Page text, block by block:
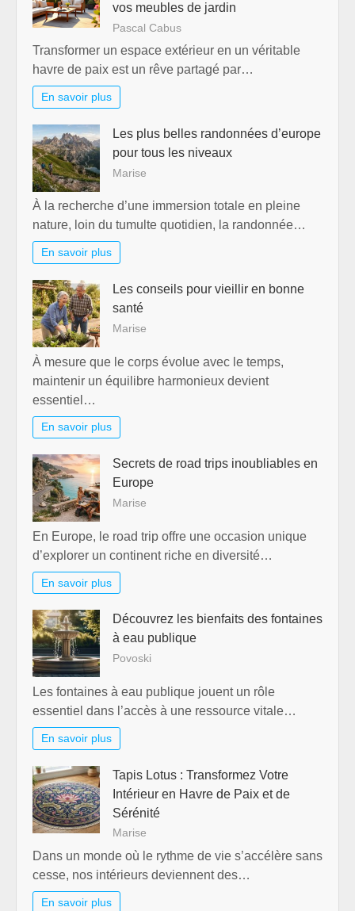
vos meubles de jardin
Pascal Cabus
Transformer un espace extérieur en un véritable
havre de paix est un rêve partagé par…
En savoir plus
Les plus belles randonnées d’europe
pour tous les niveaux
Marise
À la recherche d’une immersion totale en pleine
nature, loin du tumulte quotidien, la randonnée…
En savoir plus
Les conseils pour vieillir en bonne
santé
Marise
À mesure que le corps évolue avec le temps,
maintenir un équilibre harmonieux devient
essentiel…
En savoir plus
Secrets de road trips inoubliables en
Europe
Marise
En Europe, le road trip offre une occasion unique
d’explorer un continent riche en diversité…
En savoir plus
Découvrez les bienfaits des fontaines
à eau publique
Povoski
Les fontaines à eau publique jouent un rôle
essentiel dans l’accès à une ressource vitale…
En savoir plus
Tapis Lotus : Transformez Votre
Intérieur en Havre de Paix et de
Sérénité
Marise
Dans un monde où le rythme de vie s’accélère sans
cesse, nos intérieurs deviennent des…
En savoir plus